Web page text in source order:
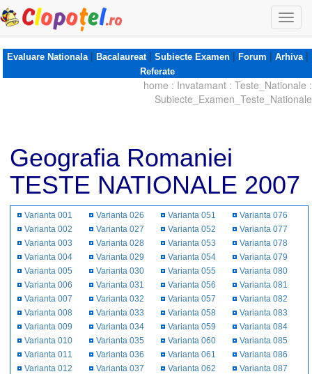
Evaluare Nationala| Bacalaureat| Subiecte Examen| Forum | Arhiva|
Referate
home : Invatamant : Teste_Nationale :
Subiecte_Examen_Teste_Nationale
Geografia Romaniei
TESTE NATIONALE 2007
Varianta 001
Varianta 002
Varianta 003
Varianta 004
Varianta 005
Varianta 006
Varianta 007
Varianta 008
Varianta 009
Varianta 010
Varianta 011
Varianta 012
Varianta 026
Varianta 027
Varianta 028
Varianta 029
Varianta 030
Varianta 031
Varianta 032
Varianta 033
Varianta 034
Varianta 035
Varianta 036
Varianta 037
Varianta 051
Varianta 052
Varianta 053
Varianta 054
Varianta 055
Varianta 056
Varianta 057
Varianta 058
Varianta 059
Varianta 060
Varianta 061
Varianta 062
Varianta 076
Varianta 077
Varianta 078
Varianta 079
Varianta 080
Varianta 081
Varianta 082
Varianta 083
Varianta 084
Varianta 085
Varianta 086
Varianta 087